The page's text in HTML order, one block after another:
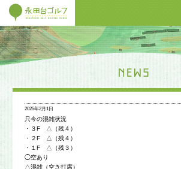
2025年2月1日
只今の混雑状況
・３F △（残４）
・２F △（残４）
・１F △（残３）
◯空あり
△混雑（空き打席）